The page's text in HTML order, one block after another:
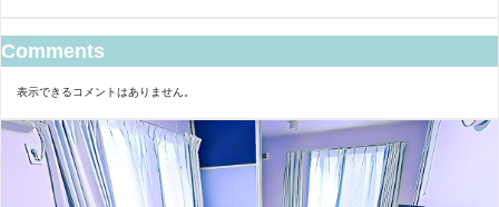
Comments
表示できるコメントはありません。